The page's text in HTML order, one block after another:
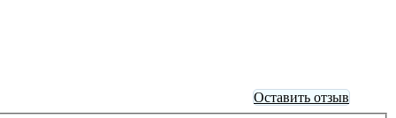
Оставить отзыв